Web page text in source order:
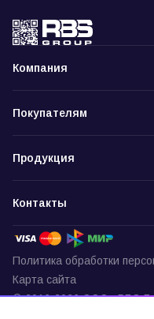
Компания
Покупателям
Продукция
Контакты
Политика обработки
Карта сайта
© 2016-2026 ООО «РБС-